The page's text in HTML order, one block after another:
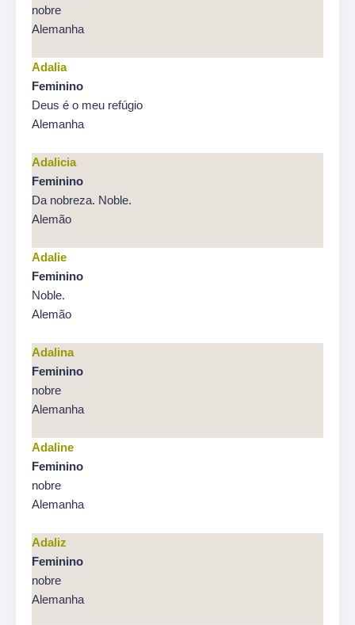
nobre
Alemanha
Adalia
Feminino
Deus é o meu refúgio
Alemanha
Adalicia
Feminino
Da nobreza. Noble.
Alemão
Adalie
Feminino
Noble.
Alemão
Adalina
Feminino
nobre
Alemanha
Adaline
Feminino
nobre
Alemanha
Adaliz
Feminino
nobre
Alemanha